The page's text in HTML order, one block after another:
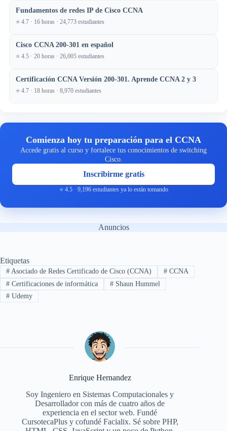
Fundamentos de redes IP de Cisco CCNA
⭐ 4.7 · 16 horas · 24,773 estudiantes
Cisco CCNA 200-301 en español
⭐ 4.5 · 20 horas · 26,005 estudiantes
Certificación CCNA Versión 200-301. Aprende CCNA 2 y 3
⭐ 4.7 · 18 horas · 8,970 estudiantes
Comienza hoy tu preparación para el CCNA
Accede gratis al curso y fortalece tus conocimientos de switching
Cisco.
Inscribirme gratis
⭐ 4.5 · 9,196 estudiantes ya lo están tomando
Anuncios
Etiquetas
#Asociado de Redes Certificado de Cisco (CCNA) #CCNA
#Certificaciones de informática #Shaun Hummel
#Udemy
Enrique Hernandez
Soy Ingeniero en Sistemas Computacionales y
Desarrollador con más de cuatro años de
experiencia en el sector web. Fundé
CursotecaPlus y cofundé Facialix. Sé sobre PHP,